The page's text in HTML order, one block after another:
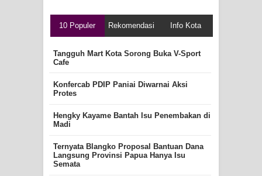
10 Populer Rekomendasi Info Kota
Tangguh Mart Kota Sorong Buka V-Sport
Cafe
Konfercab PDIP Paniai Diwarnai Aksi
Protes
Hengky Kayame Bantah Isu Penembakan di
Madi
Ternyata Blangko Proposal Bantuan Dana
Langsung Provinsi Papua Hanya Isu
Semata